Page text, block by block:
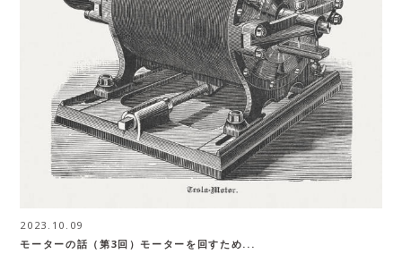
2023.10.09
モーターの話（第3回）モーターを回すため...